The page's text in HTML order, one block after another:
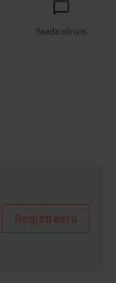
Saada sõnum
Registreeru